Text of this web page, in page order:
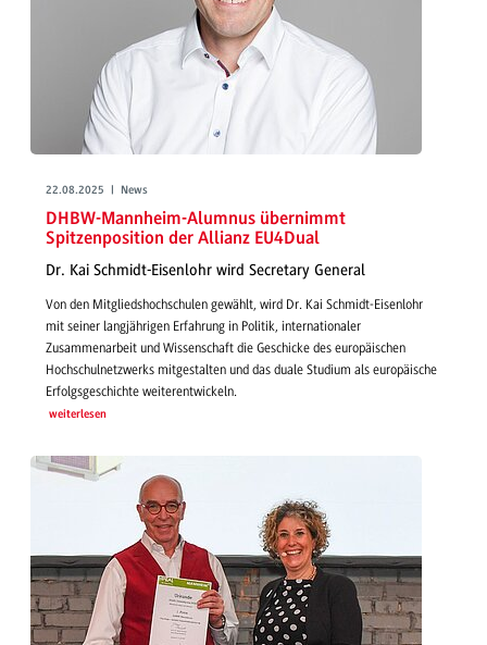
22.08.2025 | News
DHBW-Mannheim-Alumnus übernimmt
Spitzenposition der Allianz EU4Dual
Dr. Kai Schmidt-Eisenlohr wird Secretary General
Von den Mitgliedshochschulen gewählt, wird Dr. Kai Schmidt-Eisenlohr
mit seiner langjährigen Erfahrung in Politik, internationaler
Zusammenarbeit und Wissenschaft die Geschicke des europäischen
Hochschulnetzwerks mitgestalten und das duale Studium als europäische
Erfolgsgeschichte weiterentwickeln.
weiterlesen